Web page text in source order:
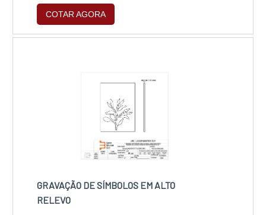
luxo, nossos processos garantem
profundidade real e durabilidade vitalícia,
COTAR AGORA
GRAVAÇÃO DE SÍMBOLOS EM ALTO
RELEVO